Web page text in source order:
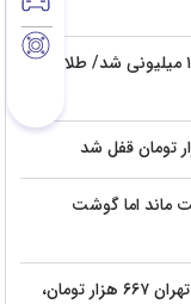
ریزش قیمت طلا و سکه امروز ۱۸ مرداد؛ سکه ۱۸۶ میلیونی شد/ طلا تا کجا
مرداد ۱۴۰۵؛ بازار ثابت ماند اما گوشت
قیمت دام زنده امروز ۱۸ مرداد ۱۴۰۵؛ گوسفند در تهران ۶۶۷ هزار تومان،